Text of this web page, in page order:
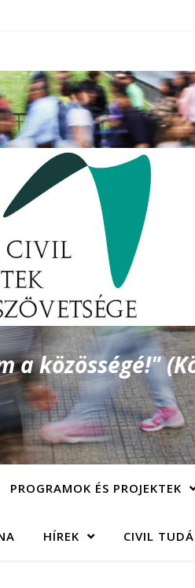
a közösségé!"
PROGRAMOK ÉS PROJEKTEK
HÍREK CIVIL